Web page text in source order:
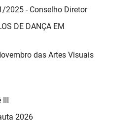
2025 - Conselho Diretor
DE DANÇA EM
das Artes Visuais
III
2026